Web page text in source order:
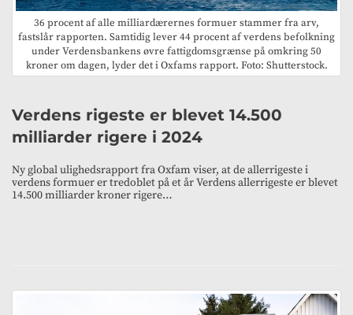
36 procent af alle milliardærernes formuer stammer fra arv,
fastslår rapporten. Samtidig lever 44 procent af verdens befolkning
under Verdensbankens øvre fattigdomsgrænse på omkring 50
kroner om dagen, lyder det i Oxfams rapport. Foto: Shutterstock.
Verdens rigeste er blevet 14.500
milliarder rigere i 2024
Ny global ulighedsrapport fra Oxfam viser, at de allerrigeste i
verdens formuer er tredoblet på et år Verdens allerrigeste er blevet
14.500 milliarder kroner rigere…